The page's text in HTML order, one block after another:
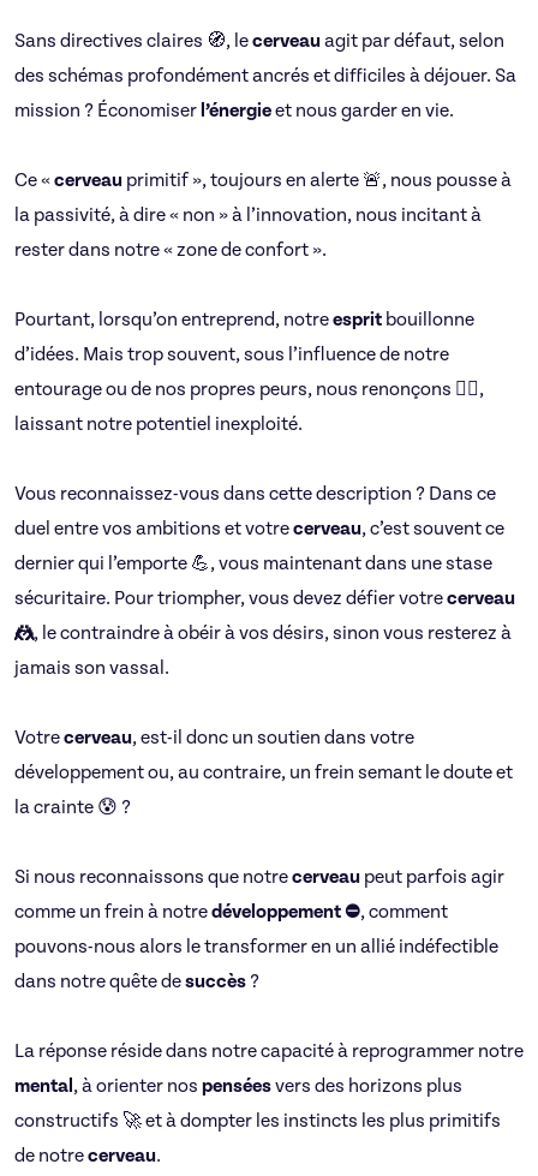
Sans directives claires 🧭, lecerveauagit par défaut, selon
des schémas profondément ancrés et difficiles à déjouer. Sa
mission ? Économiser l’énergieet nous garder en vie.
Ce «cerveau primitif », toujours en alerte 🚨, nous pousse à
la passivité, à dire « non » à l’innovation, nous incitant à
rester dans notre « zone de confort ».
Pourtant, lorsqu’on entreprend, notreesprit bouillonne
d’idées. Mais trop souvent, sous l’influence de notre
entourage ou de nos propres peurs, nous renonçons 🙅‍♂️,
laissant notre potentiel inexploité.
Vous reconnaissez-vous dans cette description ? Dans ce
duel entre vos ambitions et votrecerveau, c’est souvent ce
dernier qui l’emporte 💪, vous maintenant dans une stase
sécuritaire. Pour triompher, vous devez défier votrecerveau
🤼, le contraindre à obéir à vos désirs, sinon vous resterez à
jamais son vassal.
Votrecerveau, est-il donc un soutien dans votre
développement ou, au contraire, un frein semant le doute et
la crainte 😰 ?
Si nous reconnaissons que notrecerveau peut parfois agir
comme un frein à notredéveloppement ⛔, comment
pouvons-nous alors le transformer en un allié indéfectible
dans notre quête desuccès ?
La réponse réside dans notre capacité à reprogrammer notre
mental , à orienter nos penséesvers des horizons plus
constructifs 🚀 et à dompter les instincts les plus primitifs
de notrecerveau.